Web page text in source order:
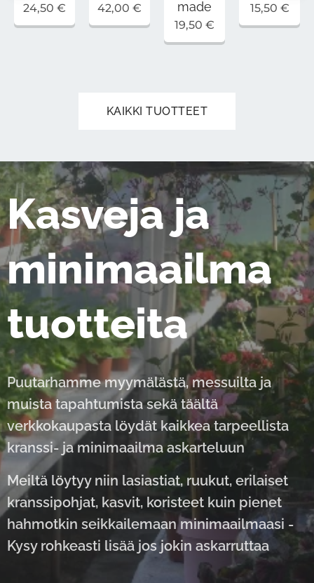
24,50 € 42,00 €
made
19,50 €
15,50 €
KAIKKI TUOTTEET
Kasveja ja
minimaailma
tuotteita
Puutarhamme myymälästä, messuilta ja
muista tapahtumista sekä täältä
verkkokaupasta löydät kaikkea tarpeellista
kranssi- ja minimaailma askarteluun
Meiltä löytyy niin lasiastiat, ruukut, erilaiset
kranssipohjat, kasvit, koristeet kuin pienet
hahmotkin seikkailemaan minimaailmaasi -
Kysy rohkeasti lisää jos jokin askarruttaa